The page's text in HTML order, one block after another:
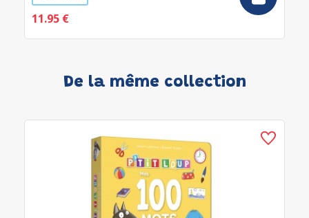
11.95 €
De la même collection